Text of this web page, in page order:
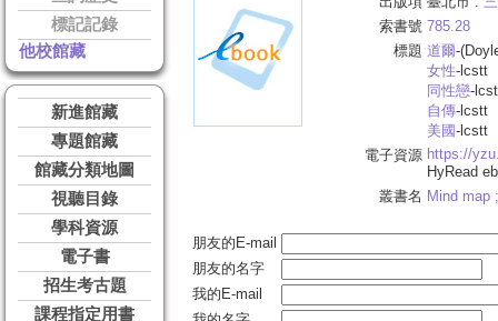
標記記錄
他校館藏
新進館藏
專題館藏
館藏分類地圖
視聽目錄
學科資源
電子書
招生考古題
課程指定用書
索書號 785.28
標題 道爾-
女性-lcstt
同性戀-
自傳-lcstt
美國-lcstt
電子資源 https://
HyRead
叢書名 Mind map ;
朋友的E-mail
朋友的名字
我的E-mail